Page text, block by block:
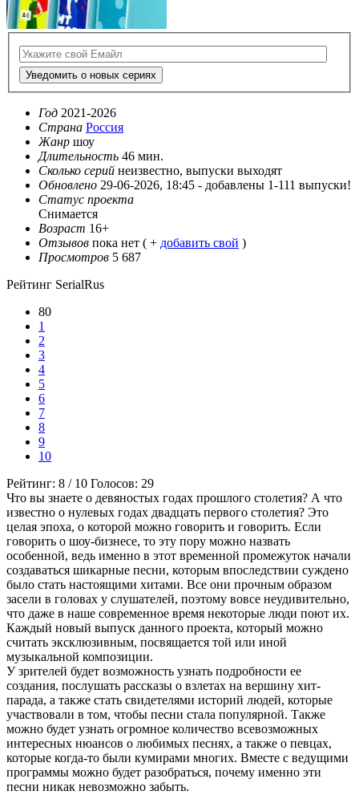
Уведомить о новых сериях
Год 2021-2026
Страна Россия
Жанр шоу
Длительность 46 мин.
Сколько серий неизвестно, выпуски выходят
Обновлено 29-06-2026, 18:45 - добавлены 1-111 выпуски!
Статус проекта
Снимается
Возраст 16+
Отзывов пока нет ( + добавить свой )
Просмотров 5 687
Рейтинг SerialRus
80
1
2
3
4
5
6
7
8
9
10
Рейтинг: 8 / 10 Голосов: 29
Что вы знаете о девяностых годах прошлого столетия? А что
известно о нулевых годах двадцать первого столетия? Это
целая эпоха, о которой можно говорить и говорить. Если
говорить о шоу-бизнесе, то эту пору можно назвать
особенной, ведь именно в этот временной промежуток начали
создаваться шикарные песни, которым впоследствии суждено
было стать настоящими хитами. Все они прочным образом
засели в головах у слушателей, поэтому вовсе неудивительно,
что даже в наше современное время некоторые люди поют их.
Каждый новый выпуск данного проекта, который можно
считать эксклюзивным, посвящается той или иной
музыкальной композиции.
У зрителей будет возможность узнать подробности ее
создания, послушать рассказы о взлетах на вершину хит-
парада, а также стать свидетелями историй людей, которые
участвовали в том, чтобы песни стала популярной. Также
можно будет узнать огромное количество всевозможных
интересных нюансов о любимых песнях, а также о певцах,
которые когда-то были кумирами многих. Вместе с ведущими
программы можно будет разобраться, почему именно эти
песни никак невозможно забыть.